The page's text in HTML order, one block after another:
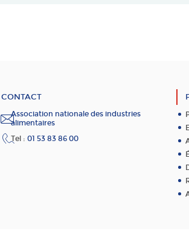
CONTACT
Association nationale des industries
alimentaires
Tel : 01 53 83 86 00